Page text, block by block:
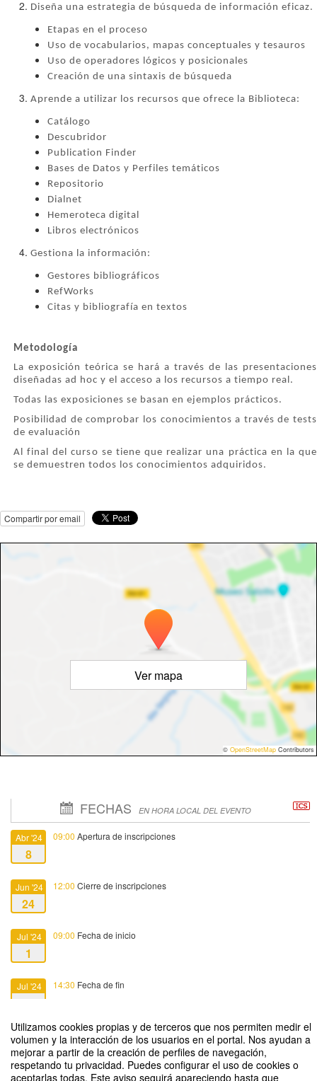
Utilizamos cookies propias y de terceros que nos permiten medir el
volumen y la interacción de los usuarios en el portal. Nos ayudan a
mejorar a partir de la creación de perfiles de navegación,
respetando tu privacidad. Puedes configurar el uso de cookies o
aceptarlas todas. Este aviso seguirá apareciendo hasta que
Diseña una estrategia de búsqueda de información eficaz.
Etapas en el proceso
Uso de vocabularios, mapas conceptuales y tesauros
Uso de operadores lógicos y posicionales
Creación de una sintaxis de búsqueda
Aprende a utilizar los recursos que ofrece la Biblioteca:
Catálogo
Descubridor
Publication Finder
Bases de Datos y Perfiles temáticos
Repositorio
Dialnet
Hemeroteca digital
Libros electrónicos
Gestiona la información:
Gestores bibliográficos
RefWorks
Citas y bibliografía en textos
Metodología
La exposición teórica se hará a través de las presentaciones
diseñadas ad hoc y el acceso a los recursos a tiempo real.
Todas las exposiciones se basan en ejemplos prácticos.
Posibilidad de comprobar los conocimientos a través de tests
de evaluación
Al final del curso se tiene que realizar una práctica en la que
se demuestren todos los conocimientos adquiridos.
Compartir por email
Ver mapa
© OpenStreetMap Contributors
FECHAS EN HORA LOCAL DEL EVENTO
Abr '24
8
09:00 Apertura de inscripciones
Jun '24
24
12:00 Cierre de inscripciones
Jul '24
1
09:00 Fecha de inicio
Jul '24 14:30 Fecha de fin